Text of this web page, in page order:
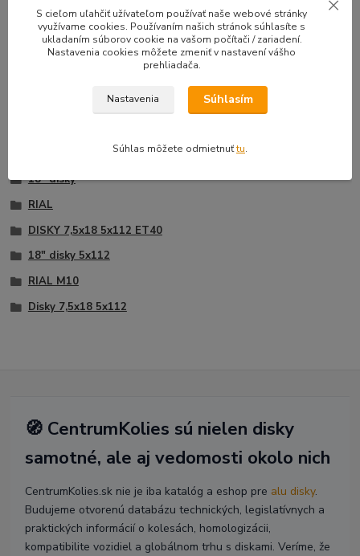
33,50 EUR/sada
27,24 EURbez DPH
Na sklade |
Doprava zadarmo
Pridať do košíka
39,90
32,44 EUR
Tovar zaradený v kategóriách
18" disky
RIAL
DISKY 7,5x18 5x112 ET40
18" disky 5x112
RIAL M10
Disky 7,5x18 5x112
🧭 CentrumKolies sú nielen disky
samotné, ale aj vedomosti okolo nich
CentrumKolies.sk nie je iba katalóg a eshop pre alu disky.
Budujeme otvorenú databázu technických, legislatívnych a
praktických informácií o kolesách, homologizácii,
kompatibilite vozidiel a globálnom trhu s diskami. Veríme, že
S cieľom uľahčiť užívateľom používať naše webové stránky
využívame cookies. Používaním našich stránok súhlasíte s
ukladaním súborov cookie na vašom počítači / zariadení.
Nastavenia cookies môžete zmeniť v nastavení vášho
prehliadača.
Nastavenia Súhlasím
Súhlas môžete odmietnuťtu.